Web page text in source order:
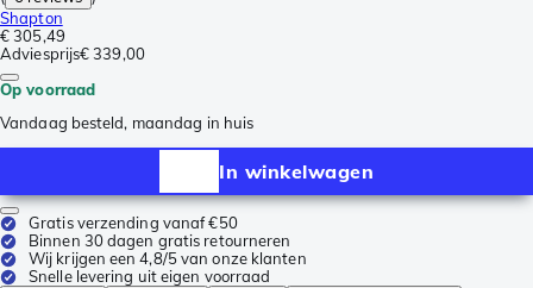
Shapton
€ 305,49
Adviesprijs€ 339,00
Op voorraad
Vandaag besteld, maandag in huis
In winkelwagen
Gratis verzending vanaf €50
Binnen 30 dagen gratis retourneren
Wij krijgen een 4,8/5 van onze klanten
Snelle levering uit eigen voorraad